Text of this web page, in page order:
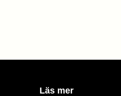
Läs mer